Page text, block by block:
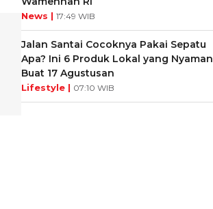
News | 17:49 WIB
Jalan Santai Cocoknya Pakai Sepatu
Apa? Ini 6 Produk Lokal yang Nyaman
Buat 17 Agustusan
Lifestyle | 07:10 WIB